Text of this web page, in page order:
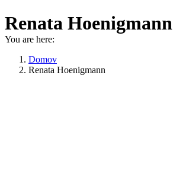
Renata Hoenigmann
You are here:
Domov
Renata Hoenigmann